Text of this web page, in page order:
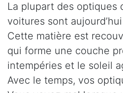
La plupart des optiques
voitures sont
Cette matière est
qui forme une couche
intempéries et le soleil
Avec le temps, vos